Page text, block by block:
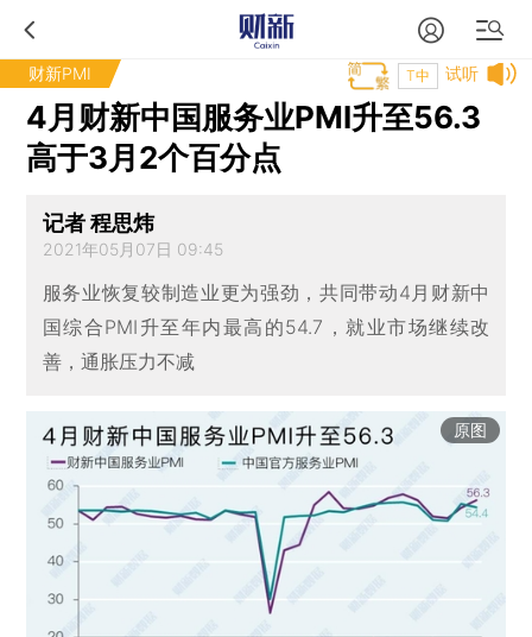
财新PMI 试听
T中
4月财新中国服务业PMI升至56.3
高于3月2个百分点
记者 程思炜
2021年05月07日 09:45
服务业恢复较制造业更为强劲，共同带动4月财新中
国综合PMI升至年内最高的54.7，就业市场继续改
善，通胀压力不减
原图